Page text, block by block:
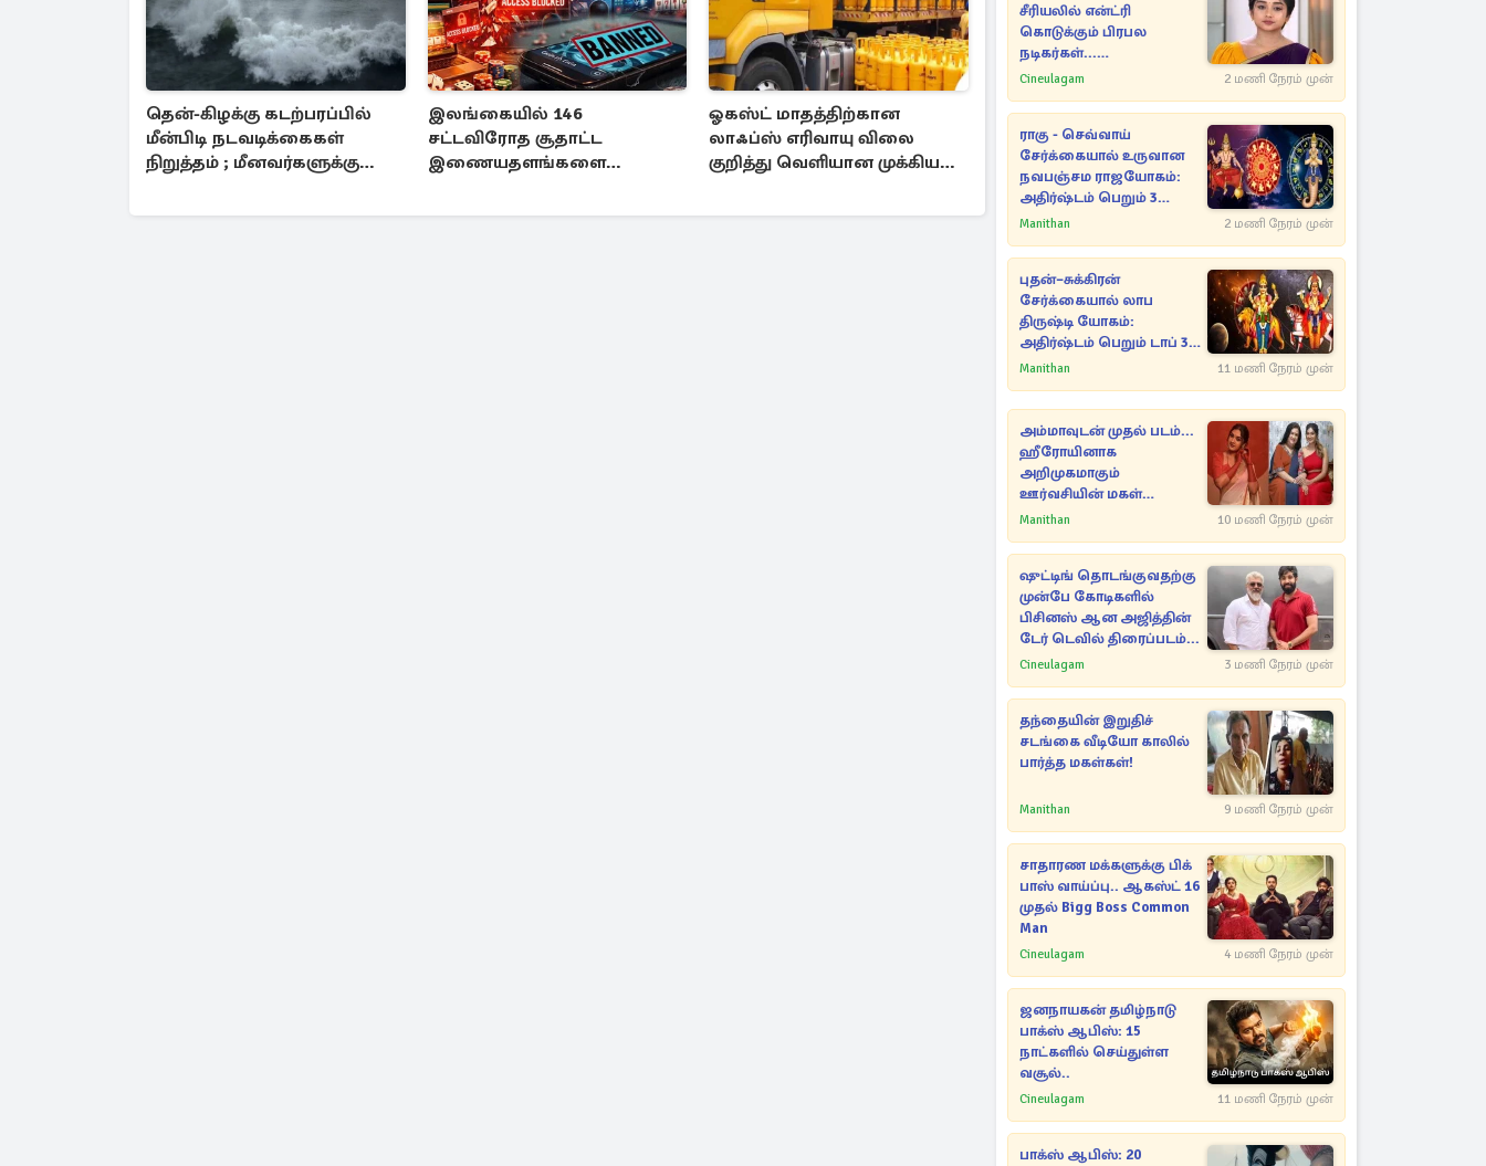
தென்-கிழக்கு கடற்பரப்பில்
மீன்பிடி நடவடிக்கைகள்
நிறுத்தம் ; மீனவர்களுக்கு
இலங்கையில் 146
சட்டவிரோத சூதாட்ட
இணையதளங்களை
ஓகஸ்ட் மாதத்திற்கான
லாஃப்ஸ் எரிவாயு விலை
குறித்து வெளியான முக்கிய
சீரியலில் என்ட்ரி
கொடுக்கும் பிரபல
நடிகர்கள்...
போட்டோவுடன் இதோ
Cineulagam 2 மணி நேரம் முன்
ராகு - செவ்வாய்
சேர்க்கையால் உருவான
நவபஞ்சம ராஜயோகம்:
அதிர்ஷ்டம் பெறும் 3
ராசிகள்!
Manithan 2 மணி நேரம் முன்
புதன்–சுக்கிரன்
சேர்க்கையால் லாப
திருஷ்டி யோகம்:
அதிர்ஷ்டம் பெறும் டாப் 3
ராசிகள்!
Manithan 11 மணி நேரம் முன்
அம்மாவுடன் முதல் படம்...
ஹீரோயினாக
அறிமுகமாகும்
ஊர்வசியின் மகள்
தேஜலட்சுமி!
Manithan 10 மணி நேரம் முன்
ஷுட்டிங் தொடங்குவதற்கு
முன்பே கோடிகளில்
பிசினஸ் ஆன அஜித்தின்
டேர் டெவில் திரைப்படம்...
Cineulagam 3 மணி நேரம் முன்
தந்தையின் இறுதிச்
சடங்கை வீடியோ காலில்
பார்த்த மகள்கள்!
Manithan 9 மணி நேரம் முன்
சாதாரண மக்களுக்கு பிக்
பாஸ் வாய்ப்பு.. ஆகஸ்ட் 16
முதல் Bigg Boss Common
Man
Cineulagam 4 மணி நேரம் முன்
ஜனநாயகன் தமிழ்நாடு
பாக்ஸ் ஆபிஸ்: 15
நாட்களில் செய்துள்ள
வசூல்..
Cineulagam 11 மணி நேரம் முன்
பாக்ஸ் ஆபிஸ்: 20